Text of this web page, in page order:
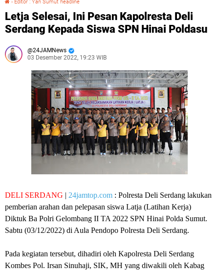
› Editor : Yan Sumut headline
Letja Selesai, Ini Pesan Kapolresta Deli
Serdang Kepada Siswa SPN Hinai Poldasu
24JAMNews
03 Desember 2022, 19:23 WIB
DELI SERDANG | 24jamtop.com : Polresta Deli Serdang lakukan
pemberian arahan dan pelepasan siswa Latja (Latihan Kerja)
Diktuk Ba Polri Gelombang II TA 2022 SPN Hinai Polda Sumut.
Sabtu (03/12/2022) di Aula Pendopo Polresta Deli Serdang.
Pada kegiatan tersebut, dihadiri oleh Kapolresta Deli Serdang
Kombes Pol. Irsan Sinuhaji, SIK, MH yang diwakili oleh Kabag